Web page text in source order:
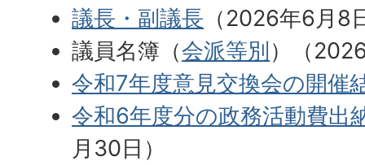
議長・副議長 （2026年6月8
議員名簿（会派等別）（
令和7年度意見交換会の開催
令和6年度分の政務活動費出
月30日）